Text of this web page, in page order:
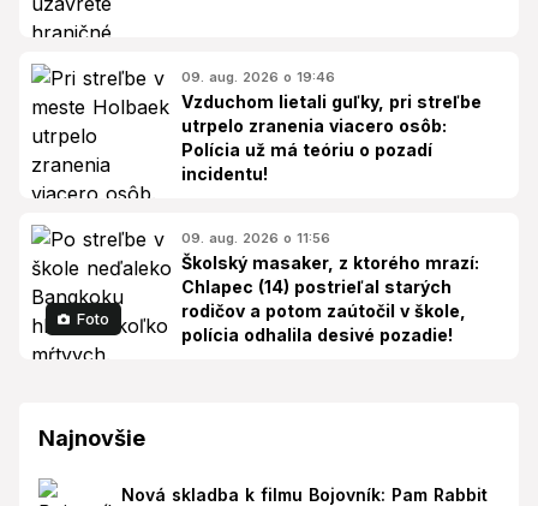
09. aug. 2026 o 19:46
Vzduchom lietali guľky, pri streľbe
utrpelo zranenia viacero osôb:
Polícia už má teóriu o pozadí
incidentu!
Foto
09. aug. 2026 o 11:56
Školský masaker, z ktorého mrazí:
Chlapec (14) postrieľal starých
rodičov a potom zaútočil v škole,
polícia odhalila desivé pozadie!
Najnovšie
Nová skladba k filmu Bojovník: Pam Rabbit